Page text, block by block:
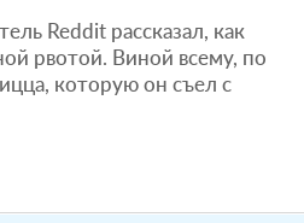
Reddit рассказал, как
рвотой. Виной всему, по
которую он съел с